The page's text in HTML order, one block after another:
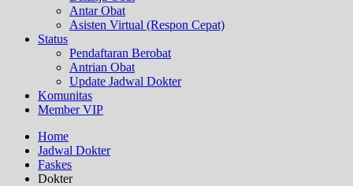
Antar Obat
Asisten Virtual (Respon Cepat)
Status
Pendaftaran Berobat
Antrian Obat
Update Jadwal Dokter
Komunitas
Member VIP
Home
Jadwal Dokter
Faskes
Dokter